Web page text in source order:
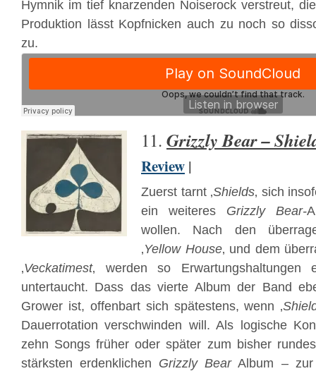
Hymnik im tief knarzenden Noiserock verstreut,
Produktion lässt Kopfnicken auch zu noch so
zu.
11. Grizzly Bear –
Review |
Zuerst tarnt ‚Shields‚ sich
ein weiteres Grizzly Bear-
wollen. Nach den
‚Yellow House‚ und dem
‚Veckatimest‚ werden so Erwartungshaltungen
untertaucht. Dass das vierte Album der Band
Grower ist, offenbart sich spätestens, wenn ‚
Dauerrotation verschwinden will. Als logische
zehn Songs früher oder später zum bisher
stärksten erdenklichen Grizzly BearAlbum – zur